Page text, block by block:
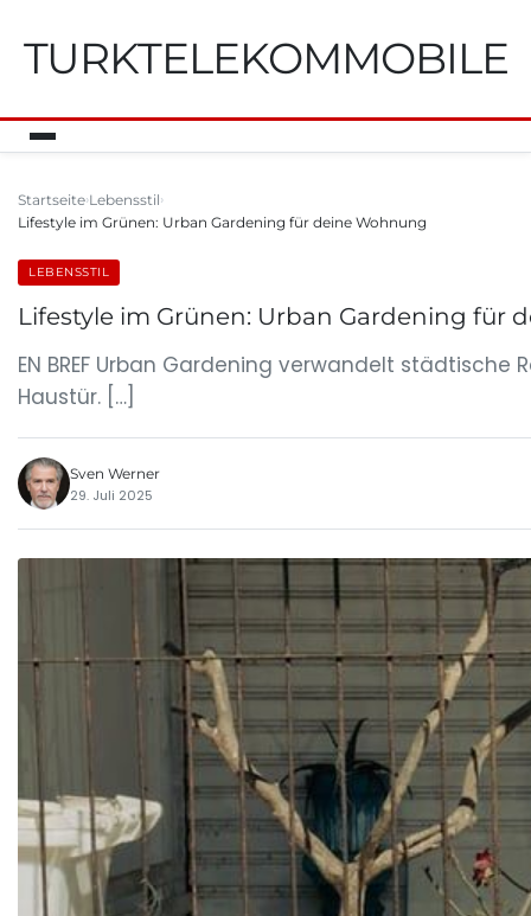
TURKTELEKOMMOBILE
Startseite Lebensstil
Lifestyle im Grünen: Urban Gardening für deine Wohnung
LEBENSSTIL
Lifestyle im Grünen: Urban Gardening für
EN BREF Urban Gardening verwandelt
Haustür. […]
Sven Werner
29. Juli 2025